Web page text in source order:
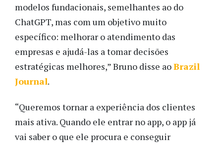
modelos fundacionais, semelhantes ao do
ChatGPT, mas com um objetivo muito
específico: melhorar o atendimento das
empresas e ajudá-las a tomar decisões
estratégicas melhores,” Bruno disse aoBrazil
Journal.
“Queremos tornar a experiência dos clientes
mais ativa. Quando ele entrar no app, o app já
vai saber o que ele procura e conseguir